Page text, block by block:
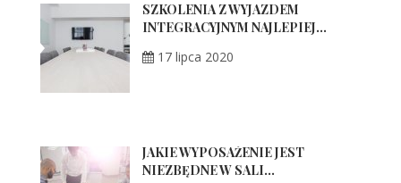
SZKOLENIA Z WYJAZDEM
INTEGRACYJNYM NAJLEPIEJ...
17 lipca 2020
JAKIE WYPOSAŻENIE JEST
NIEZBĘDNE W SALI...